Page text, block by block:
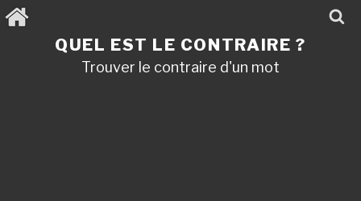
Aller
au
QUEL EST LE CONTRAIRE ?
Trouver le contraire d'un mot